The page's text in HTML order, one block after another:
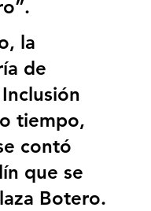
la
de
tiempo,
contó
que se
Botero.